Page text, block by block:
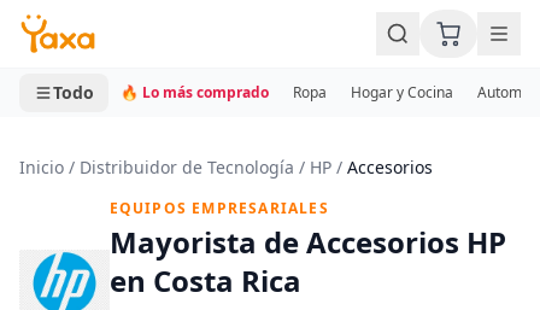
MINI CARRITO
0 productos
Todo 🔥 Lo más comprado Ropa Hogar y Cocina
Inicio / Distribuidor de Tecnología / HP / Accesorios
EQUIPOS EMPRESARIALES
Mayorista de Accesorios HP
en Costa Rica